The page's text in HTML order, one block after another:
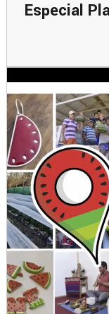
Especial